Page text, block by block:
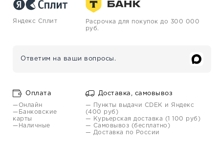
Яндекс Сплит
Расрочка для покупок до 300 000
руб.
Ответим на ваши вопросы.
Оплата
—Онлайн
—Банковские
карты
—Наличные
Доставка, самовывоз
— Пункты выдачи CDEK и Яндекс
(400 руб)
— Курьерская доставка (1 100 руб)
— Самовывоз (бесплатно)
— Доставка по России